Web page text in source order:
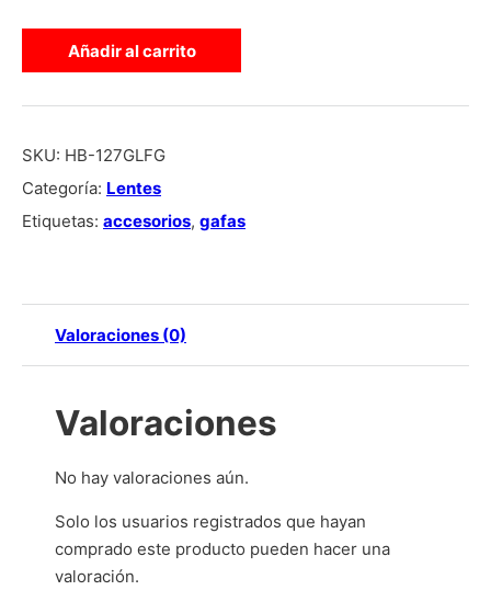
LENTE ZITE 2.0 VERDE cantidad
Añadir al carrito
SKU: HB-127GLFG
Categoría: Lentes
Etiquetas: accesorios, gafas
Valoraciones (0)
Valoraciones
No hay valoraciones aún.
Solo los usuarios registrados que hayan
comprado este producto pueden hacer una
valoración.